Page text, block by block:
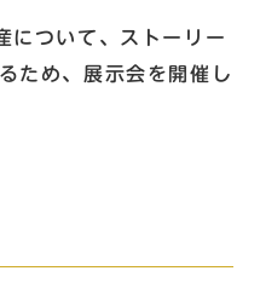
について、ストーリー
ため、展示会を開催し